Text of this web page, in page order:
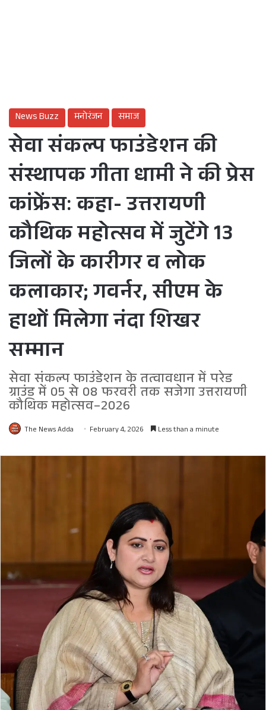
News Buzz मनोरंजन समाज
सेवा संकल्प फाउंडेशन की
संस्थापक गीता धामी ने की प्रेस
कांफ्रेंस: कहा- उत्तरायणी
कौथिक महोत्सव में जुटेंगे 13
जिलों के कारीगर व लोक
कलाकार; गवर्नर, सीएम के
हाथों मिलेगा नंदा शिखर
सम्मान
सेवा संकल्प फाउंडेशन के तत्वावधान में परेड
ग्राउंड में 05 से 08 फरवरी तक सजेगा उत्तरायणी
कौथिक महोत्सव–2026
The News Adda February 4, 2026 Less than a minute